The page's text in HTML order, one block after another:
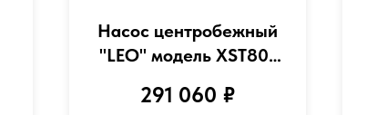
Насос центробежный
"LEO" модель XST80-
291 060 ₽